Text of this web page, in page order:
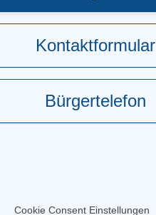
Kontaktformular
Bürgertelefon
Cookie Consent Einstellungen